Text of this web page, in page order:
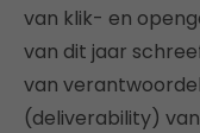
van klik- en
van dit jaar
van
(deliverability)